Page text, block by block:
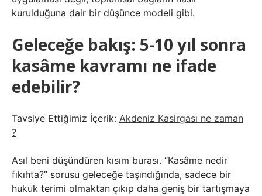
kurulduğuna dair bir düşünce modeli gibi.
Geleceğe bakış: 5-10 yıl sonra
kasâme kavramı ne ifade
edebilir?
Tavsiye Ettiğimiz İçerik: Akdeniz Kasirgası ne zaman
?
Asıl beni düşündüren kısım burası. “Kasâme nedir
fıkıhta?” sorusu geleceğe taşındığında, sadece bir
hukuk terimi olmaktan çıkıp daha geniş bir tartışmaya